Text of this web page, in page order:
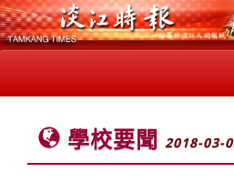
學校要聞 2018-03-